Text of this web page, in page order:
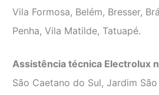
Vila Formosa, Belém, Bresser,
Penha, Vila Matilde, Tatuapé.
Assistência técnica Electrolux
São Caetano do Sul, Jardim